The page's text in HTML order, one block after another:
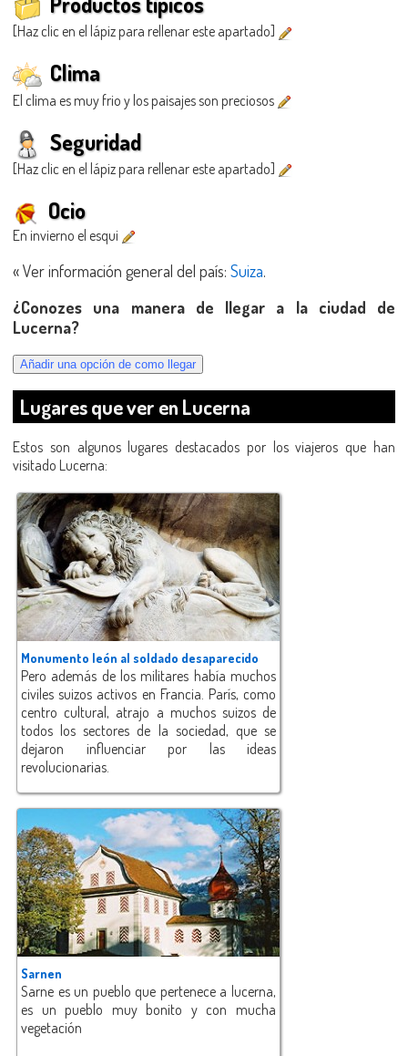
[Haz clic en el lápiz para rellenar este apartado]
Clima
El clima es muy frio y los paisajes son preciosos
Seguridad
[Haz clic en el lápiz para rellenar este apartado]
Ocio
En invierno el esqui
« Ver información general del país: Suiza.
¿Conozes una manera de llegar a la ciudad de
Lucerna?
Lugares que ver en Lucerna
Estos son algunos lugares destacados por los viajeros que han
visitado Lucerna:
Monumento león al soldado desaparecido
Pero además de los militares había muchos
civiles suizos activos en Francia. París, como
centro cultural, atrajo a muchos suizos de
todos los sectores de la sociedad, que se
dejaron influenciar por las ideas
revolucionarias.
Sarnen
Sarne es un pueblo que pertenece a lucerna,
es un pueblo muy bonito y con mucha
vegetación